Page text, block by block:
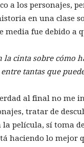
a los personajes,
en una clase
media fue debido a
cinta sobre cómo
tantas que
al final no me
tratar de
película, sí toma
haciendo lo mejor